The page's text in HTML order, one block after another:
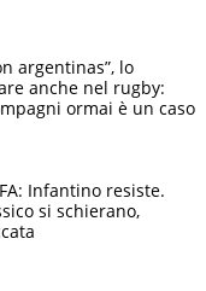
argentinas”, lo
anche nel rugby:
ormai è un caso
Infantino resiste.
si schierano,